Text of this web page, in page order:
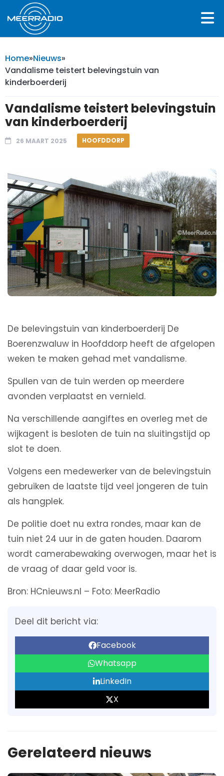
Home»Nieuws»
Vandalisme teistert belevingstuin van
kinderboerderij
Vandalisme teistert belevingstuin
van kinderboerderij
26 MAART 2025 HOOFDDORP
De belevingstuin van kinderboerderij De
Boerenzwaluw in Hoofddorp heeft de afgelopen
weken te maken gehad met vandalisme.
Spullen van de tuin werden op meerdere
avonden verplaatst en vernield.
Na verschillende aangiftes en overleg met de
wijkagent is besloten de tuin na sluitingstijd op
slot te doen.
Volgens een medewerker van de belevingstuin
gebruiken de laatste tijd veel jongeren de tuin
als hangplek.
De politie doet nu extra rondes, maar kan de
tuin niet 24 uur in de gaten houden. Daarom
wordt camerabewaking overwogen, maar het is
de vraag of daar geld voor is.
Bron: HCnieuws.nl – Foto: MeerRadio
Deel dit bericht via:
Facebook
Whatsapp
LinkedIn
X
Gerelateerd nieuws